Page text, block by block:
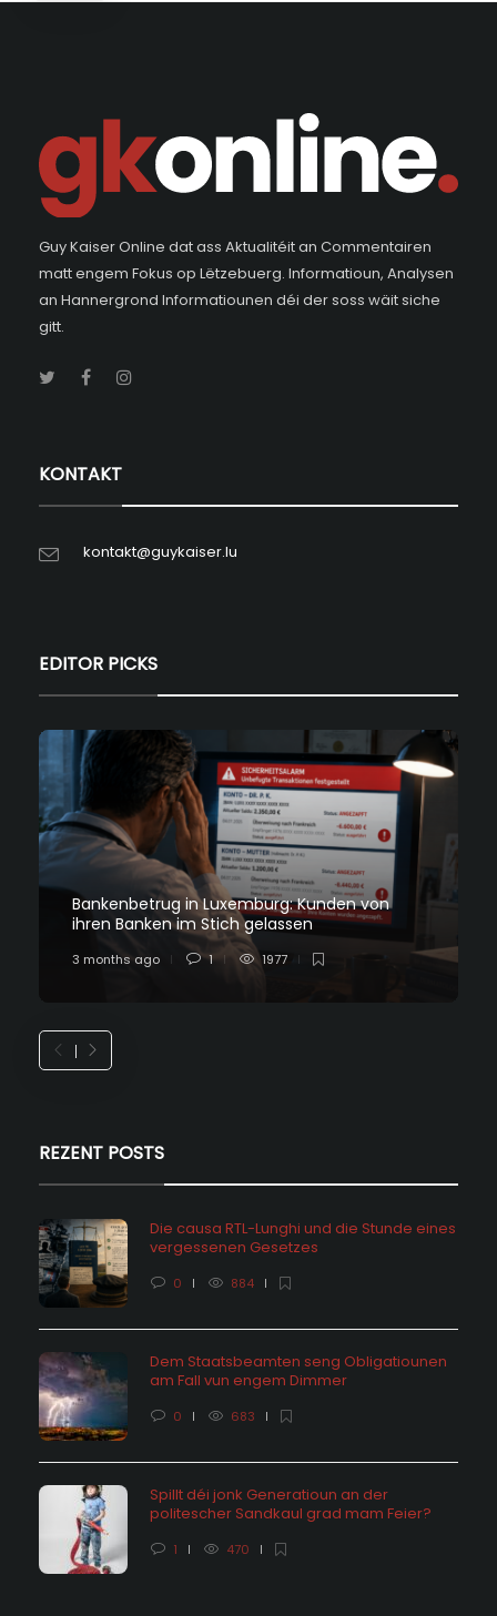
Guy Kaiser Online dat ass Aktualitéit an Commentairen
matt engem Fokus op Lëtzebuerg. Informatioun, Analysen
an Hannergrond Informatiounen déi der soss wäit siche
gitt.
KONTAKT
kontakt@guykaiser.lu
EDITOR PICKS
Bankenbetrug in Luxemburg: Kunden von
ihren Banken im Stich gelassen
3 months ago 1 1977
REZENT POSTS
Die causa RTL-Lunghi und die Stunde eines
vergessenen Gesetzes
0 884
Dem Staatsbeamten seng Obligatiounen
am Fall vun engem Dimmer
0 683
Spillt déi jonk Generatioun an der
politescher Sandkaul grad mam Feier?
1 470